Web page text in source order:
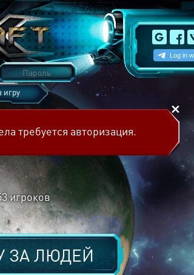
игру
требуется авторизация.
игроков
ЗАЛЮДЕЙ